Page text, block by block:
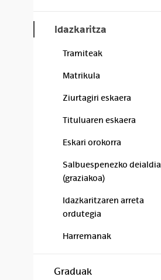
Idazkaritza
Tramiteak
Matrikula
Ziurtagiri eskaera
Tituluaren eskaera
Eskari orokorra
Salbuespenezko deialdia
(graziakoa)
Idazkaritzaren arreta
ordutegia
Harremanak
Graduak